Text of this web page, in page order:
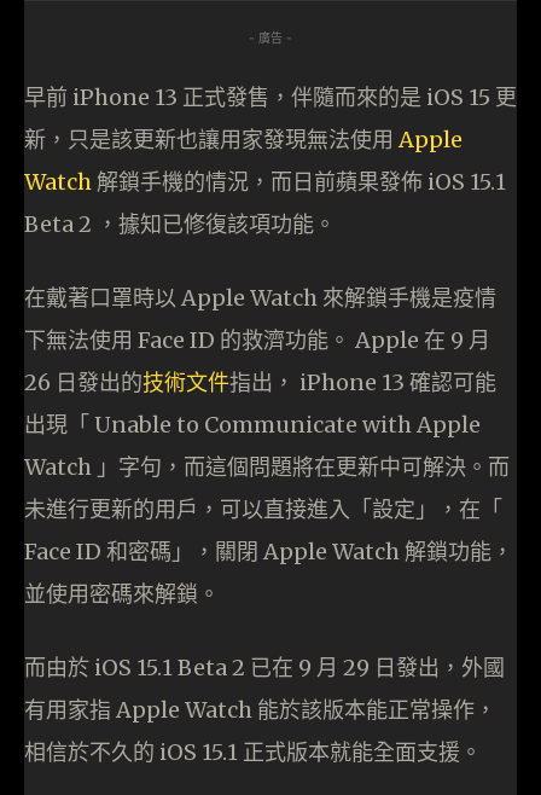
- 廣告 -
早前 iPhone 13 正式發售，伴隨而來的是 iOS 15 更
新，只是該更新也讓用家發現無法使用 Apple
Watch 解鎖手機的情況，而日前蘋果發佈 iOS 15.1
Beta 2 ，據知已修復該項功能。
在戴著口罩時以 Apple Watch 來解鎖手機是疫情
下無法使用 Face ID 的救濟功能。 Apple 在 9 月
26 日發出的技術文件指出， iPhone 13 確認可能
出現「 Unable to Communicate with Apple
Watch 」字句，而這個問題將在更新中可解決。而
未進行更新的用戶，可以直接進入「設定」，在「
Face ID 和密碼」，關閉 Apple Watch 解鎖功能，
並使用密碼來解鎖。
而由於 iOS 15.1 Beta 2 已在 9 月 29 日發出，外國
有用家指 Apple Watch 能於該版本能正常操作，
相信於不久的 iOS 15.1 正式版本就能全面支援。